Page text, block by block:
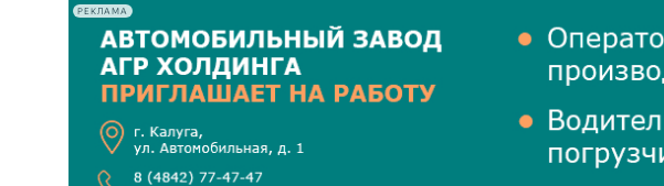
РЕКЛАМА